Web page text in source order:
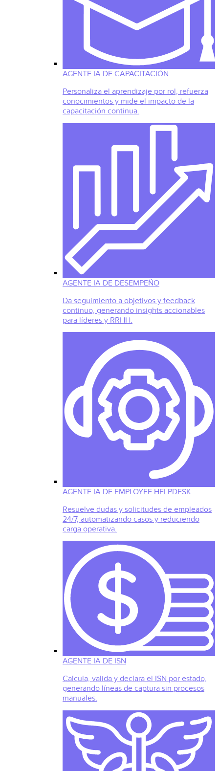
AGENTE IA DE CAPACITACIÓN
Personaliza el aprendizaje por rol, refuerza
conocimientos y mide el impacto de la
capacitación continua.
AGENTE IA DE DESEMPEÑO
Da seguimiento a objetivos y feedback
continuo, generando insights accionables
para líderes y RRHH.
AGENTE IA DE EMPLOYEE HELPDESK
Resuelve dudas y solicitudes de empleados
24/7, automatizando casos y reduciendo
carga operativa.
AGENTE IA DE ISN
Calcula, valida y declara el ISN por estado,
generando líneas de captura sin procesos
manuales.